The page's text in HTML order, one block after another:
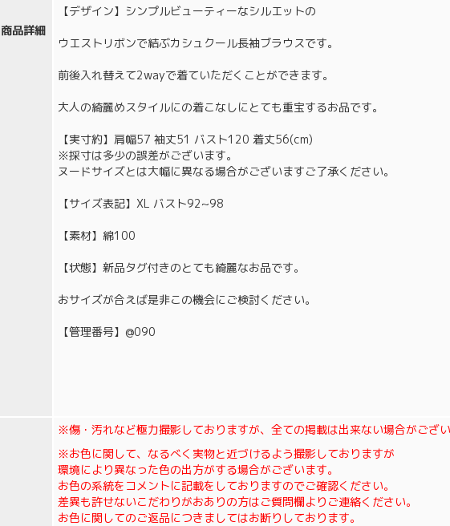
商品詳細
【デザイン】シンプルビューティーなシルエットの
ウエストリボンで結ぶカシュクール長袖ブラウスです。
前後入れ替えて2wayで着ていただくことができます。
大人の綺麗めスタイルにの着こなしにとても重宝するお品です。
【実寸約】肩幅57 袖丈51 バスト120 着丈56(cm)
※採寸は多少の誤差がございます。
ヌードサイズとは大幅に異なる場合がございますご了承ください。
【サイズ表記】XL バスト92~98
【素材】綿100
【状態】新品タグ付きのとても綺麗なお品です。
おサイズが合えば是非この機会にご検討ください。
【管理番号】@090
※傷・汚れなど極力撮影しておりますが、全ての掲載は出来ない場合がござ
※お色に関して、なるべく実物と近づけるよう撮影しておりますが
環境により異なった色の出方がする場合がございます。
お色の系統をコメントに記載をしておりますのでご確認ください。
差異も許せないこだわりがおありの方はご質問欄よりご連絡ください。
お色に関してのご返品につきましてはお断りしております。